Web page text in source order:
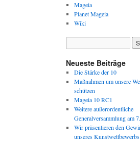
Mageia
Planet Mageia
Wiki
Neueste Beiträge
Die Stärke der 10
Maßnahmen um unsere
schützen
Mageia 10 RC1
Weitere außerordentliche
Generalversammlung am
Wir präsentieren den
unseres